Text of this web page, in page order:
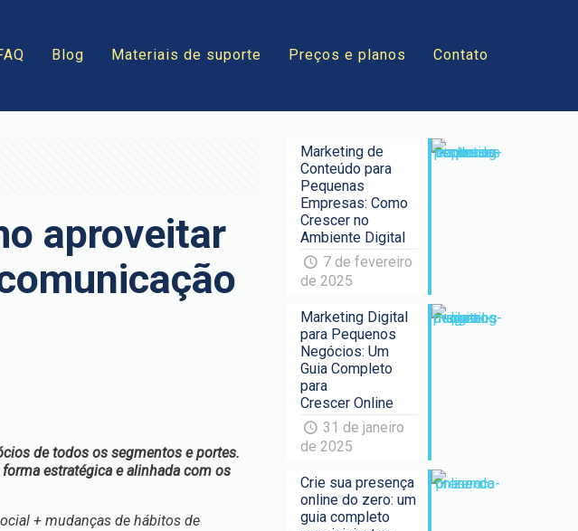
Blog Materiais de suporte Preços e planos Contato
aproveitar
de todos os segmentos e portes.
estratégica e alinhada com os
+ mudanças de hábitos de
Marketing de
Conteúdo para
Pequenas
Empresas: Como
Crescer no
Ambiente Digital
7 de fevereiro
de 2025
Marketing Digital
para Pequenos
Negócios: Um
Guia Completo
para
Crescer Online
31 de janeiro
de 2025
Crie sua presença
online do zero: um
guia completo